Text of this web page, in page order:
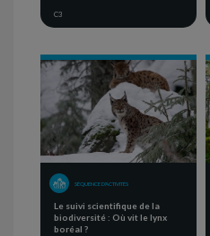
C3
SÉQUENCE D'ACTIVITÉS
Le suivi scientifique de la
biodiversité : Où vit le lynx
boréal ?